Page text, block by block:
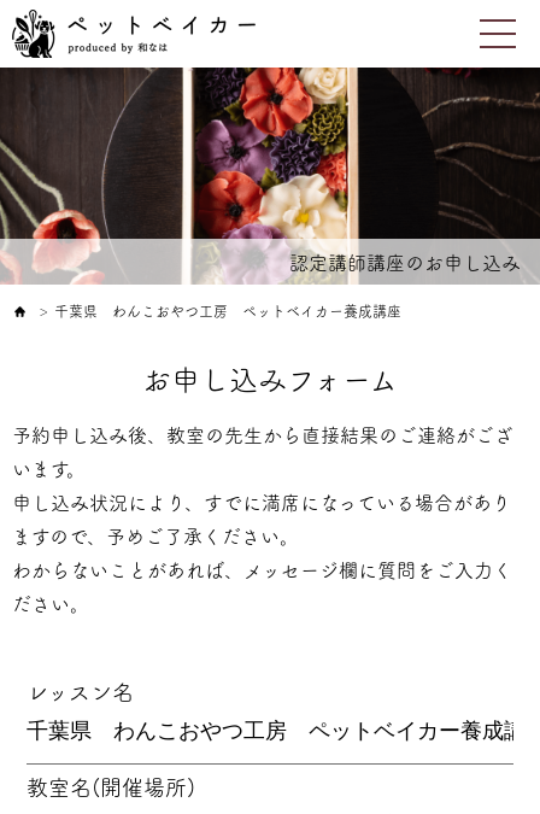
認定講師講座のお申し込み
＞ 千葉県 わんこおやつ工房 ペットベイカー養成講座
お申し込みフォーム
予約申し込み後、教室の先生から直接結果のご連絡がござ
います。
申し込み状況により、すでに満席になっている場合があり
ますので、予めご了承ください。
わからないことがあれば、メッセージ欄に質問をご入力く
ださい。
レッスン名
教室名(開催場所)